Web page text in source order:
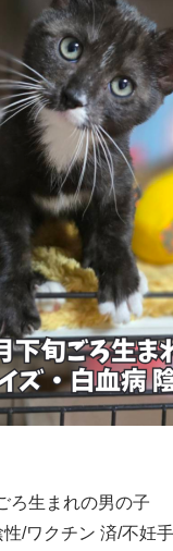
ろ生まれの男の子
/ワクチン 済/不妊